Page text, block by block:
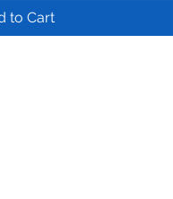
to Cart